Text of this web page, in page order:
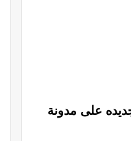
على مدونة